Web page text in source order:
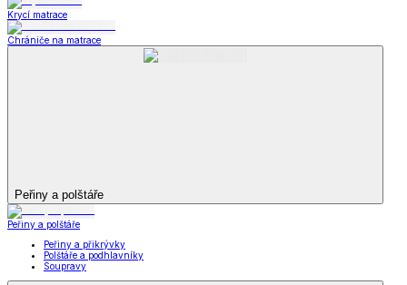
Krycí matrace
Chrániče na matrace
Peřiny a polštáře
Peřiny a polštáře
Peřiny a přikrývky
Polštáře a podhlavníky
Soupravy